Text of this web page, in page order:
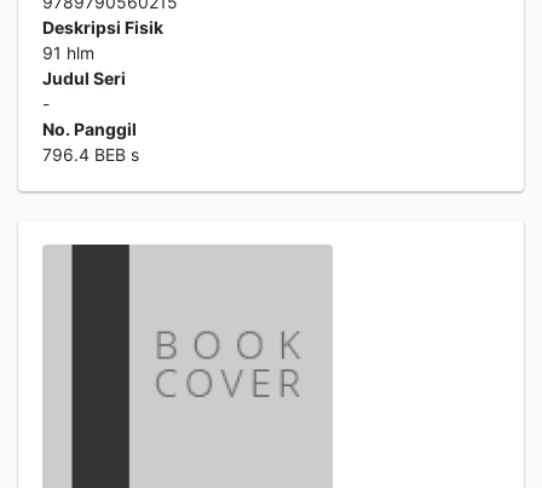
Deskripsi Fisik
91 hlm
Judul Seri
-
No. Panggil
796.4 BEB s